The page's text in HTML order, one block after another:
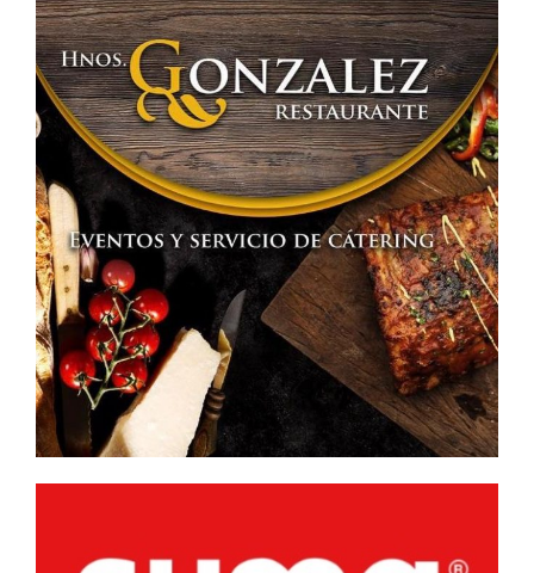
a
la
ciudadanía
a
realizar
desplazarse
a
pie
o
bicicleta»